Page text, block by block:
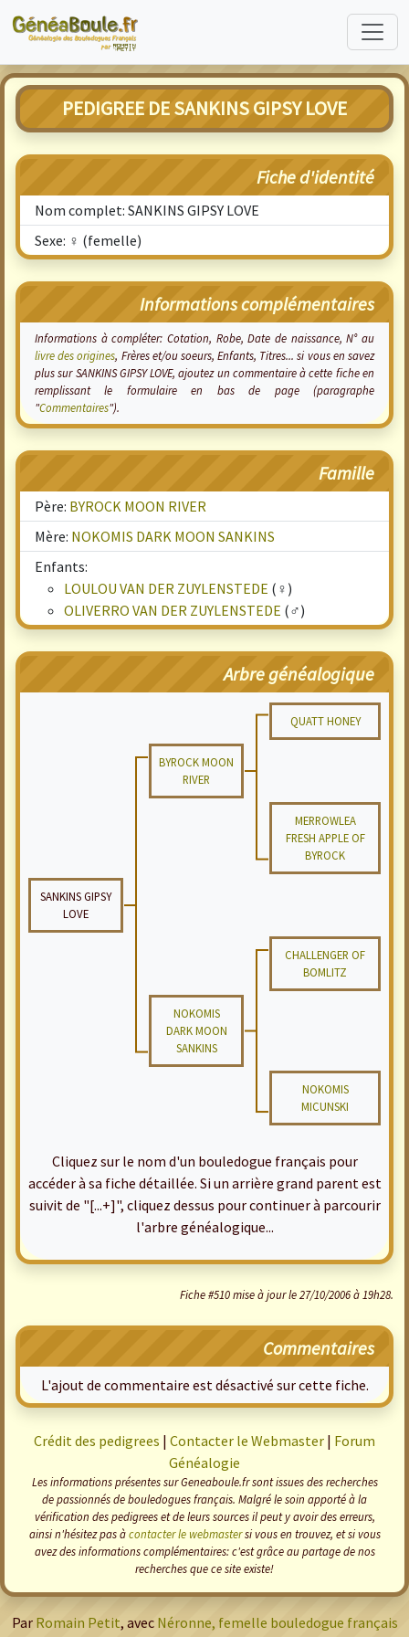
PEDIGREE DE SANKINS GIPSY LOVE
Fiche d'identité
Nom complet: SANKINS GIPSY LOVE
Sexe: ♀ (femelle)
Informations complémentaires
Informations à compléter: Cotation, Robe, Date de naissance, N° au
livre des origines, Frères et/ou soeurs, Enfants, Titres... si vous en savez
plus sur SANKINS GIPSY LOVE, ajoutez un commentaire à cette fiche en
remplissant le formulaire en bas de page (paragraphe
"Commentaires").
Famille
Père: BYROCK MOON RIVER
Mère: NOKOMIS DARK MOON SANKINS
Enfants:
LOULOU VAN DER ZUYLENSTEDE (♀)
OLIVERRO VAN DER ZUYLENSTEDE (♂)
Arbre généalogique
QUATT HONEY
BYROCK MOON
RIVER
MERROWLEA
FRESH APPLE OF
BYROCK
SANKINS GIPSY
LOVE
CHALLENGER OF
BOMLITZ
NOKOMIS
DARK MOON
SANKINS
NOKOMIS
MICUNSKI
Cliquez sur le nom d'un bouledogue français pour
accéder à sa fiche détaillée. Si un arrière grand parent est
suivit de "[...+]", cliquez dessus pour continuer à parcourir
l'arbre généalogique...
Fiche #510 mise à jour le 27/10/2006 à 19h28.
Commentaires
L'ajout de commentaire est désactivé sur cette fiche.
Crédit des pedigrees | Contacter le Webmaster | Forum
Généalogie
Les informations présentes sur Geneaboule.fr sont issues des recherches
de passionnés de bouledogues français. Malgré le soin apporté à la
vérification des pedigrees et de leurs sources il peut y avoir des erreurs,
ainsi n'hésitez pas àcontacter le webmastersi vous en trouvez, et si vous
avez des informations complémentaires: c'est grâce au partage de nos
recherches que ce site existe!
Par Romain Petit, avec Néronne, femelle bouledogue français